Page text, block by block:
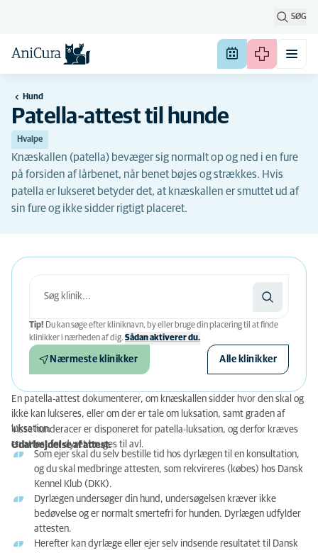
SØG
Hund
Patella-attest til hunde
Hvalpe
Knæskallen (patella) bevæger sig normalt op og ned i en fure
på forsiden af lårbenet, når benet bøjes og strækkes. Hvis
patella er lukseret betyder det, at knæskallen er smuttet ud af
sin fure og ikke sidder rigtigt placeret.
Tip! Du kan søge efter kliniknavn, by eller bruge din placering til at finde
klinikker i nærheden af ​​dig. Sådan aktiverer du.
Nærmeste klinikker Alle klinikker
En patella-attest dokumenterer, om knæskallen sidder hvor den skal og
ikke kan lukseres, eller om der er tale om luksation, samt graden af
luksation.
Visse hunderacer er disponeret for patella-luksation, og derfor kræves
en attest før dyret bruges til avl.
Udarbejdelse af attest:
Som ejer skal du selv bestille tid hos dyrlægen til en konsultation,
og du skal medbringe attesten, som rekvireres (købes) hos Dansk
Kennel Klub (DKK).
Dyrlægen undersøger din hund, undersøgelsen kræver ikke
bedøvelse og er normalt smertefri for hunden. Dyrlægen udfylder
attesten.
Herefter kan dyrlæge eller ejer selv indsende resultatet til Dansk